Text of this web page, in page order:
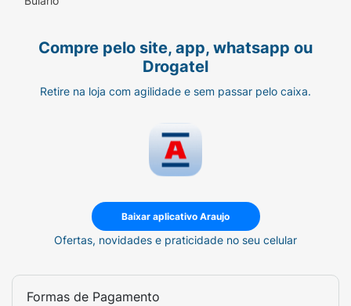
Compre pelo site, app, whatsapp ou
Drogatel
Retire na loja com agilidade e sem passar pelo caixa.
Baixar aplicativo Araujo
Ofertas, novidades e praticidade no seu celular
Formas de Pagamento